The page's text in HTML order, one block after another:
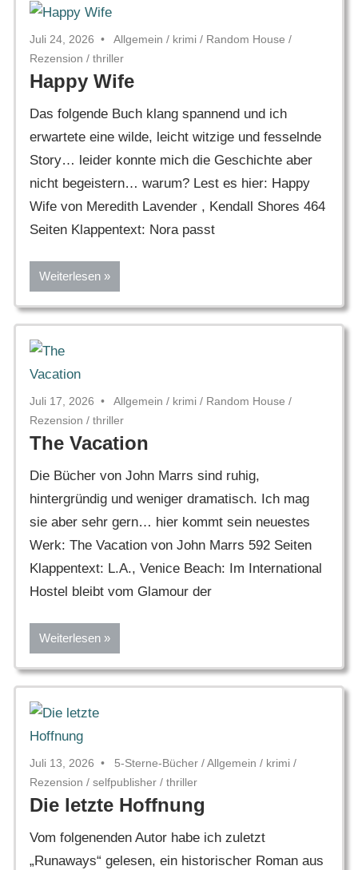
Juli 24, 2026 Allgemein / krimi / Random House /
Rezension / thriller
Happy Wife
Das folgende Buch klang spannend und ich
erwartete eine wilde, leicht witzige und fesselnde
Story… leider konnte mich die Geschichte aber
nicht begeistern… warum? Lest es hier: Happy
Wife von Meredith Lavender , Kendall Shores 464
Seiten Klappentext: Nora passt
Weiterlesen
Juli 17, 2026 Allgemein / krimi / Random House /
Rezension / thriller
The Vacation
Die Bücher von John Marrs sind ruhig,
hintergründig und weniger dramatisch. Ich mag
sie aber sehr gern… hier kommt sein neuestes
Werk: The Vacation von John Marrs 592 Seiten
Klappentext: L.A., Venice Beach: Im International
Hostel bleibt vom Glamour der
Weiterlesen
Juli 13, 2026 5-Sterne-Bücher /Allgemein / krimi /
Rezension / selfpublisher / thriller
Die letzte Hoffnung
Vom folgenenden Autor habe ich zuletzt
„Runaways“ gelesen, ein historischer Roman aus